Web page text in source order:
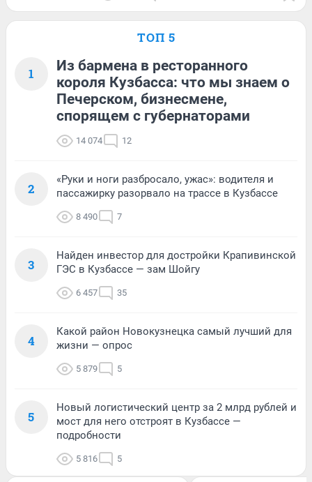
ТОП 5
1
Из бармена в ресторанного
короля Кузбасса: что мы знаем о
Печерском, бизнесмене,
спорящем с губернаторами
14 074 12
2
«Руки и ноги разбросало, ужас»: водителя и
пассажирку разорвало на трассе в Кузбассе
8 490 7
3
Найден инвестор для достройки Крапивинской
ГЭС в Кузбассе — зам Шойгу
6 457 35
4
Какой район Новокузнецка самый лучший для
жизни — опрос
5 879 5
5
Новый логистический центр за 2 млрд рублей и
мост для него отстроят в Кузбассе —
подробности
5 816 5